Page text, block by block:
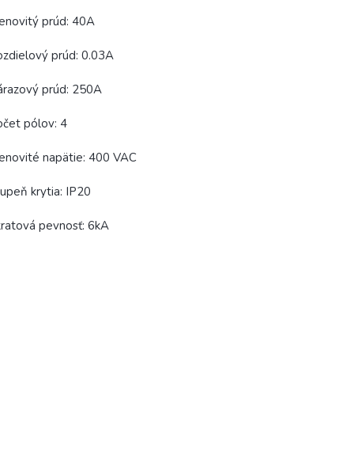
prúd: 40A
prúd: 0.03A
prúd: 250A
pólov: 4
napätie: 400 VAC
krytia: IP20
pevnosť: 6kA